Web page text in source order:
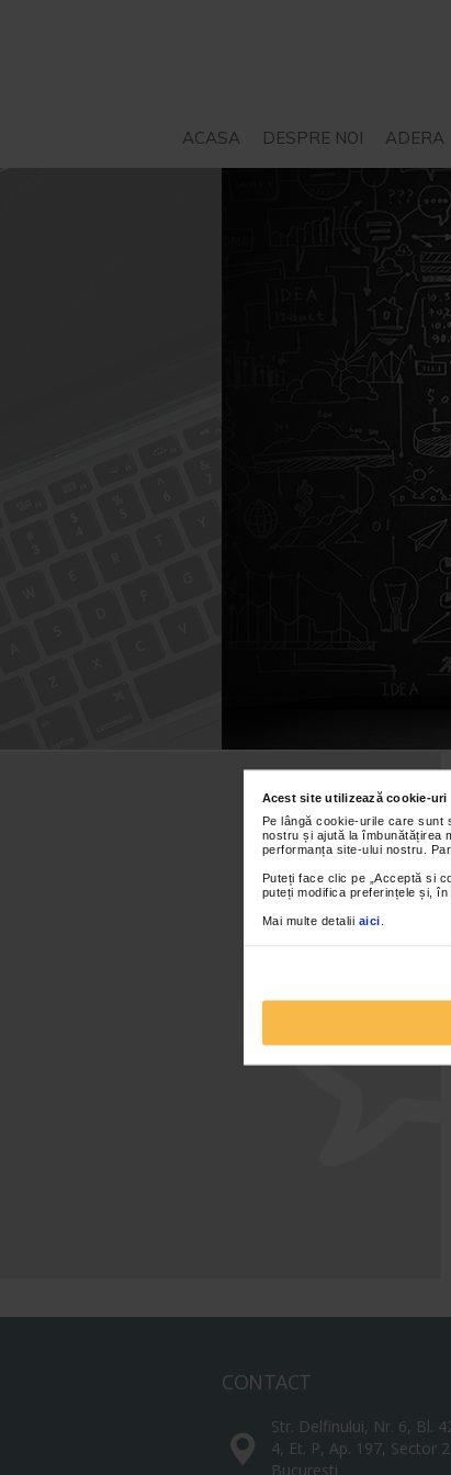
Acest site utilizează cookie-uri
Pe lângă cookie-urile care
nostru și ajută la îmbunătățirea
performanța site-ului nostru.
Puteți face clic pe „Acceptă si
puteți modifica preferințele și,
Mai multe detalii aici
ACASA DESPRE NOI
SERVICII – CONSILIERE
ADERA
după:
CONTACT
Str. Delfinului, Nr. 6, Bl.
4, Et. P, Ap. 197, Sector 2,
Bucuresti